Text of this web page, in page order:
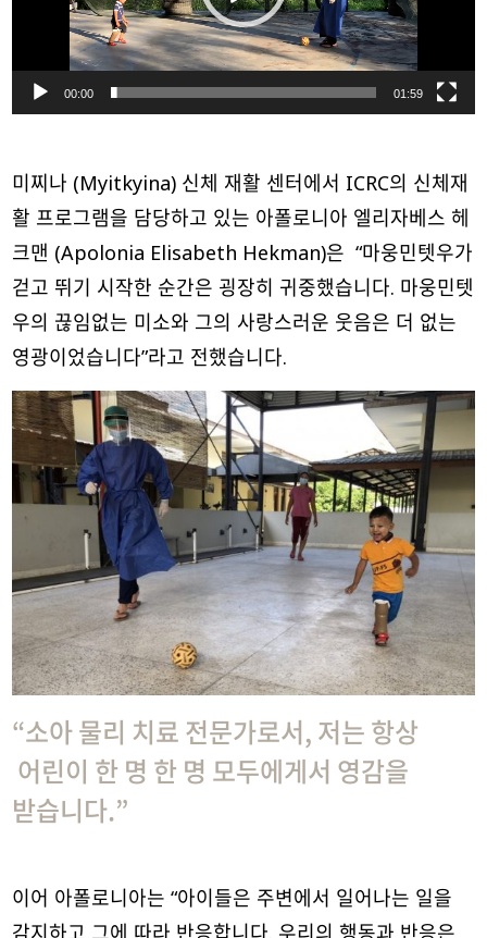
00:00 01:59
미찌나 (Myitkyina) 신체 재활 센터에서 ICRC의 신체재
활 프로그램을 담당하고 있는 아폴로니아 엘리자베스 헤
크맨 (Apolonia Elisabeth Hekman)은 “마웅민텟우가
걷고 뛰기 시작한 순간은 굉장히 귀중했습니다. 마웅민텟
우의 끊임없는 미소와 그의 사랑스러운 웃음은 더 없는
영광이었습니다”라고 전했습니다.
“소아 물리 치료 전문가로서, 저는 항상
어린이 한 명 한 명 모두에게서 영감을
받습니다.”
이어 아폴로니아는 “아이들은 주변에서 일어나는 일을
감지하고 그에 따라 반응합니다. 우리의 행동과 반응은